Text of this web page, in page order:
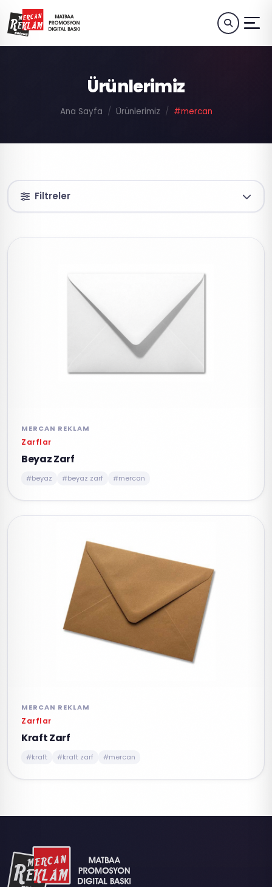
Ürünlerimiz
Ana Sayfa Ürünlerimiz #mercan
Filtreler
MERCAN REKLAM
Zarflar
Beyaz Zarf
#beyaz #beyaz zarf #mercan
MERCAN REKLAM
Zarflar
Kraft Zarf
#kraft #kraft zarf #mercan